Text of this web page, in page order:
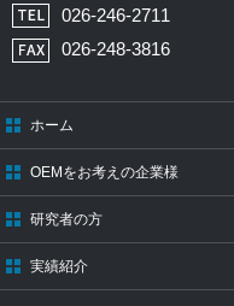
026-246-2711
026-248-3816
ホーム
OEMをお考えの企業様
研究者の方
実績紹介